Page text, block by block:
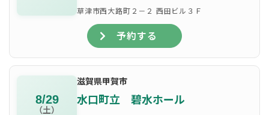
草津市西大路町２－２ 西田ビル３Ｆ
予約する
8/29
（土）
滋賀県甲賀市
水口町立 碧水ホール